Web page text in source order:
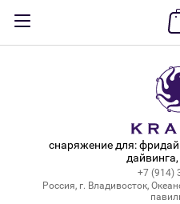
снаряжение для:
+7 (914)
Россия, г. Владивосток,